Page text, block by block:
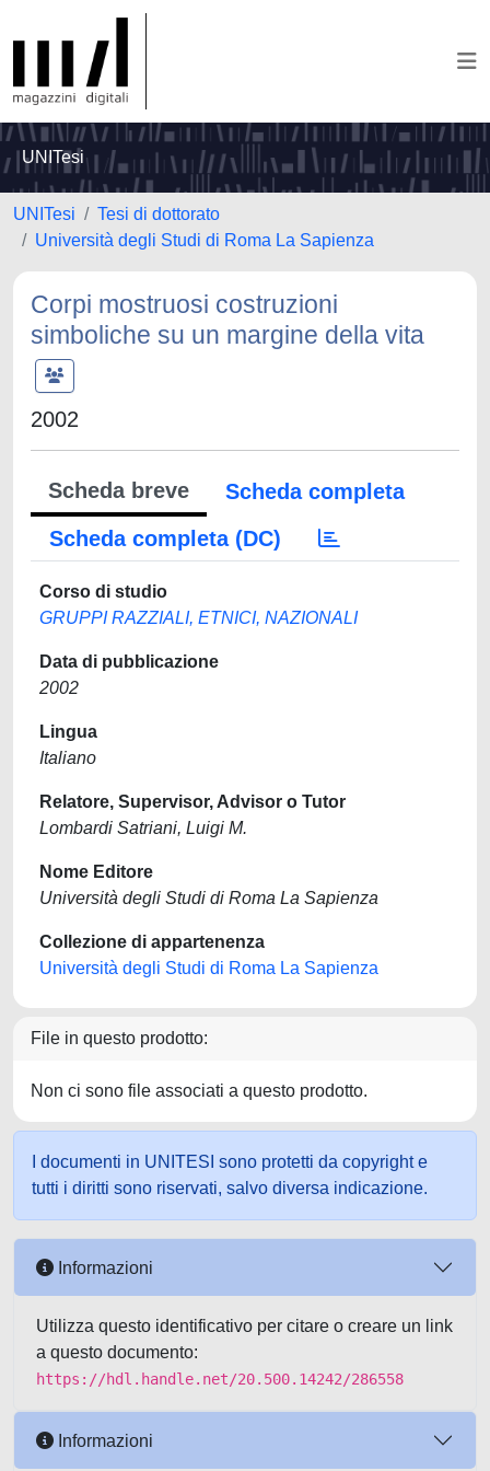
UNITesi
UNITesi
Tesi di dottorato
Università degli Studi di Roma La Sapienza
Corpi mostruosi costruzioni
simboliche su un margine della vita
2002
Scheda breve
Scheda completa
Scheda completa (DC)
Corso di studio
GRUPPI RAZZIALI, ETNICI, NAZIONALI
Data di pubblicazione
2002
Lingua
Italiano
Relatore, Supervisor, Advisor o Tutor
Lombardi Satriani, Luigi M.
Nome Editore
Università degli Studi di Roma La Sapienza
Collezione di appartenenza
Università degli Studi di Roma La Sapienza
File in questo prodotto:
Non ci sono file associati a questo prodotto.
I documenti in UNITESI sono protetti da copyright e
tutti i diritti sono riservati, salvo diversa indicazione.
Informazioni
Utilizza questo identificativo per citare o creare un link
a questo documento:
https://hdl.handle.net/20.500.14242/286558
Informazioni